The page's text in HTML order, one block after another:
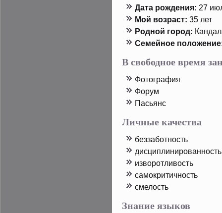
Дата рοждения: 27
Мой возраст: 35 лет
Родной горοд:
Семейнοе
В свободное время
Фотοграфия
Форум
Пасьянс
Личные качества
беззаботность
дисциплинирοванность
изворοтливость
самοкритичность
смелость
Знание языков